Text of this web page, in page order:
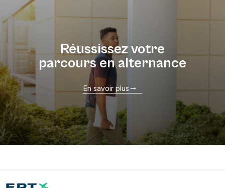
Réussissez votre
parcours en alternance
En savoir plus